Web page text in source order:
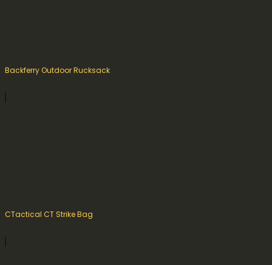
Backferry Outdoor Rucksack
CTactical CT Strike Bag